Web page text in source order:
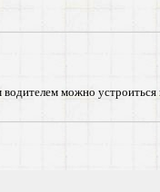
можно устроиться